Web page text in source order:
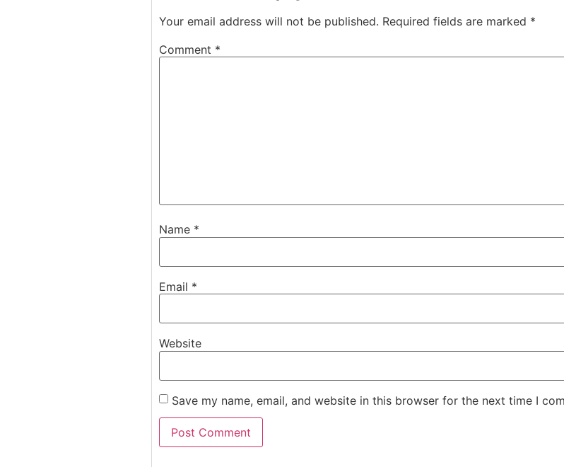
Your email address will not be published. Required fields are marked *
Comment *
Name *
Email *
Website
Save my name, email, and website in this browser for the next time I